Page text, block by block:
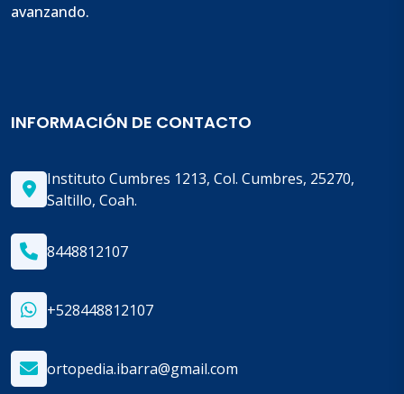
avanzando.
INFORMACIÓN DE CONTACTO
Instituto Cumbres 1213, Col. Cumbres, 25270,
Saltillo, Coah.
8448812107
+528448812107
ortopedia.ibarra@gmail.com